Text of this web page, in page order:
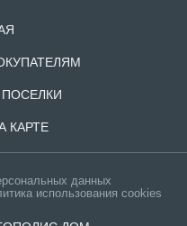
КАРТЕ
данных
использования cookies